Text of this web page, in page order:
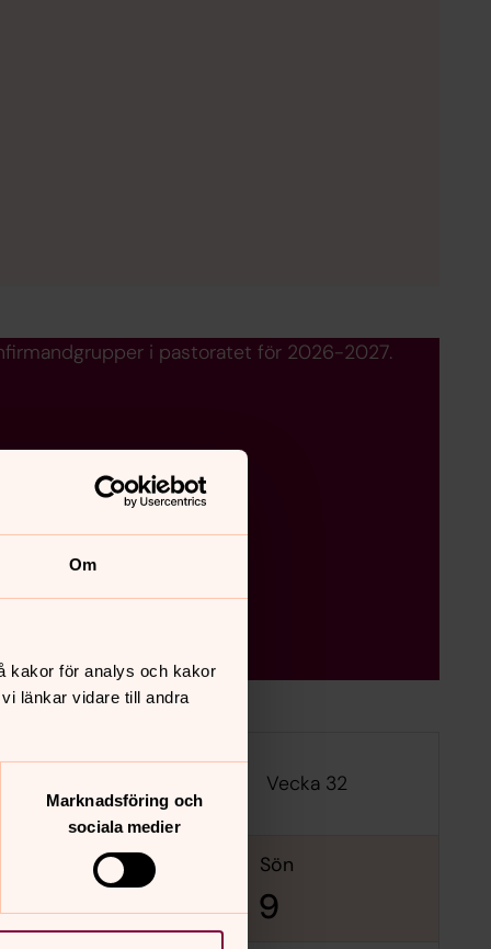
Om
kakor för analys och kakor
länkar vidare till andra
Marknadsföring och
sociala medier
i pastoratet för 2026-2027.
Vecka 32
lör
8
sön
9